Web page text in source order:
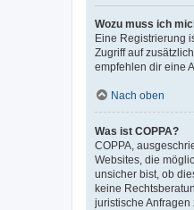
Wozu muss ich
Eine Registrierung
Zugriff auf
empfehlen dir eine
Nach oben
Was ist COPPA?
COPPA,
Websites, die
unsicher bist, ob
keine
juristische Anfragen